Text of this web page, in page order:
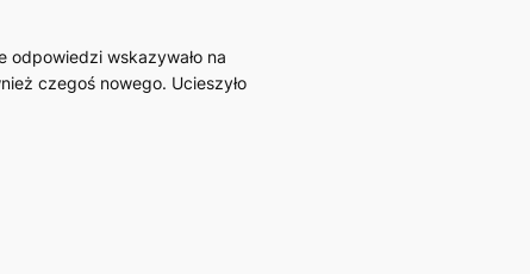
odpowiedzi wskazywało na
czegoś nowego. Ucieszyło